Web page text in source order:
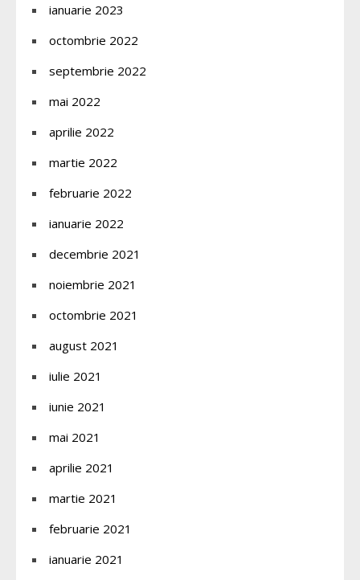
ianuarie 2023
octombrie 2022
septembrie 2022
mai 2022
aprilie 2022
martie 2022
februarie 2022
ianuarie 2022
decembrie 2021
noiembrie 2021
octombrie 2021
august 2021
iulie 2021
iunie 2021
mai 2021
aprilie 2021
martie 2021
februarie 2021
ianuarie 2021